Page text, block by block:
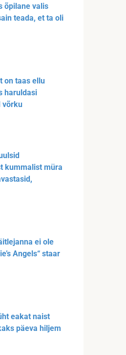
õpilane valis
teada, et ta oli
on taas ellu
haruldasi
võrku
kummalist müra
ei ole
Angels“ staar
eakat naist
päeva hiljem